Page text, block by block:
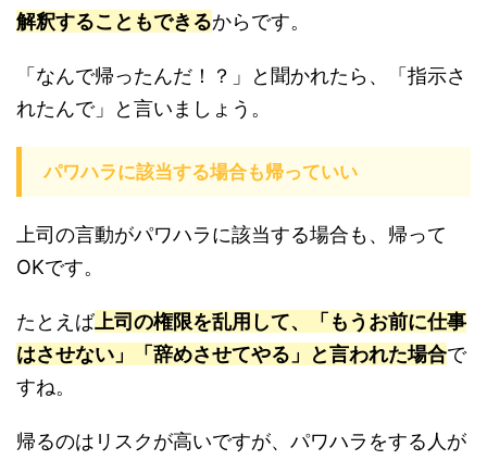
解釈することもできるからです。
「なんで帰ったんだ！？」と聞かれたら、「指示さ
れたんで」と言いましょう。
パワハラに該当する場合も帰っていい
上司の言動がパワハラに該当する場合も、帰って
OKです。
たとえば 上司の権限を乱用して、「もうお前に仕事
はさせない」「辞めさせてやる」と言われた場合で
すね。
帰るのはリスクが高いですが、パワハラをする人が